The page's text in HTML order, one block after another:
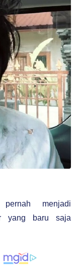
menjadi
yang baru saja